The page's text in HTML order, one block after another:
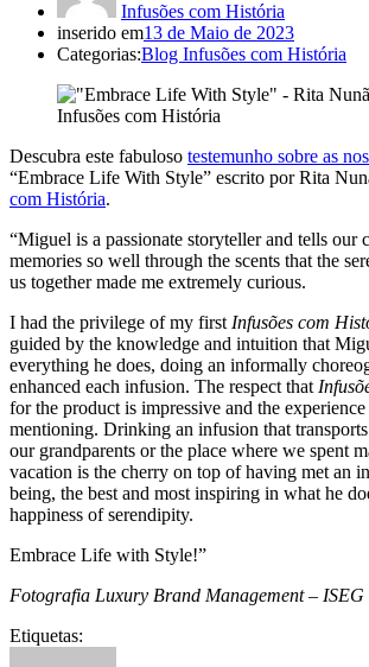
Infusões com História
inserido em13 de Maio de 2023
Categorias:Blog Infusões com História
Descubra este fabuloso testemunho sobre as
“Embrace Life With Style” escrito por Rita
com História.
“Miguel is a passionate storyteller and tells our
memories so well through the scents that the
us together made me extremely curious.
I had the privilege of my firstInfusões com
guided by the knowledge and intuition that
everything he does, doing an informally
enhanced each infusion. The respect that
for the product is impressive and the
mentioning. Drinking an infusion that
our grandparents or the place where we spent
vacation is the cherry on top of having met an
being, the best and most inspiring in what he
happiness of serendipity.
Embrace Life with Style!”
Fotografia Luxury Brand Management – ISEG
Etiquetas: